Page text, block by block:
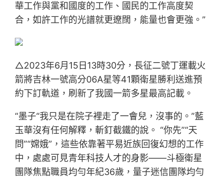
華工作與黨和國度的工作、國民的工作高度契
合，如許工作的光譜就更遼闊，能量也會更強。”
△2023年6月15日13時30分，長征二號丁運載火
箭將吉林一號高分06A星等41顆衛星勝利送進預
約下訂軌道，刷新了我國一箭多星最高記載。
“墨子“我只是在院子裡走了一會兒，沒事的。”藍
玉華沒有任何解釋，斬釘截鐵的說。 “你先”“天
問”“嫦娥”，這些依靠著平易近族回復幻想的工作
中，處處可見青年科技人才的身影——斗極衛星
團隊焦點職員均勻年紀36歲，量子迷信團隊均勻